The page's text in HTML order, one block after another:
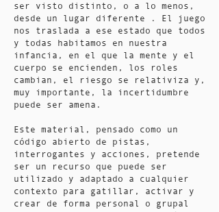
ser visto distinto, o a lo menos,
desde un lugar diferente . El juego
nos traslada a ese estado que todos
y todas habitamos en nuestra
infancia, en el que la mente y el
cuerpo se encienden, los roles
cambian, el riesgo se relativiza y,
muy importante, la incertidumbre
puede ser amena.
Este material, pensado como un
código abierto de pistas,
interrogantes y acciones, pretende
ser un recurso que puede ser
utilizado y adaptado a cualquier
contexto para gatillar, activar y
crear de forma personal o grupal